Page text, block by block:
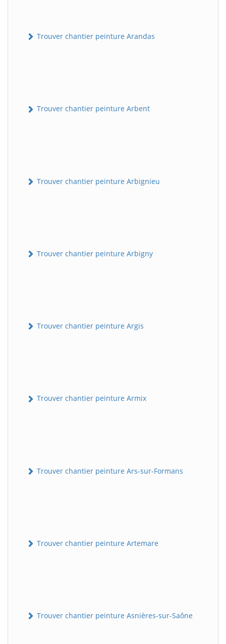
Trouver chantier peinture Arandas
Trouver chantier peinture Arbent
Trouver chantier peinture Arbignieu
Trouver chantier peinture Arbigny
Trouver chantier peinture Argis
Trouver chantier peinture Armix
Trouver chantier peinture Ars-sur-Formans
Trouver chantier peinture Artemare
Trouver chantier peinture Asnières-sur-Saône